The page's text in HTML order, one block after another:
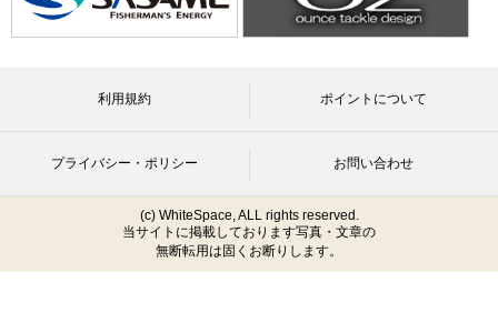
利用規約 ポイントについて
プライバシー・ポリシー お問い合わせ
(c) WhiteSpace, ALL rights reserved.
当サイトに掲載しております写真・文章の
無断転用は固くお断りします。